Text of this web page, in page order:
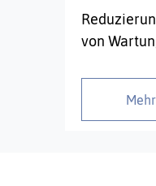
von